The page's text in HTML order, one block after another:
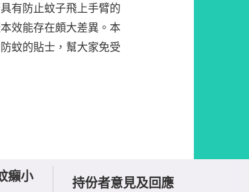
有防止蚊子飛上手臂的
效能存在頗大差異。本
蚊的貼士，幫大家免受
癩小 持份者意見及回應